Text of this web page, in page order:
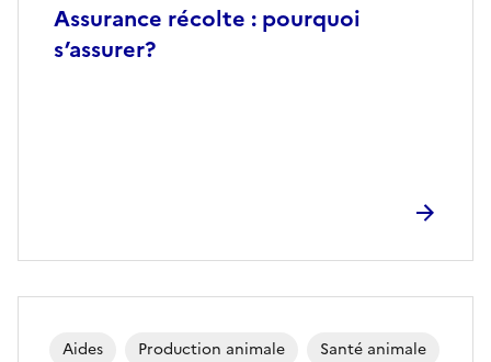
Assurance récolte : pourquoi
s’assurer?
Aides Production animale Santé animale